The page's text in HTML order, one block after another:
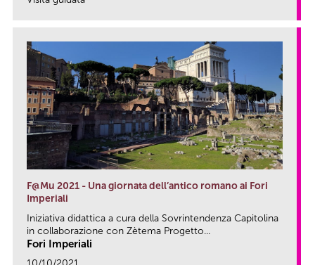
F@Mu 2021 - Una giornata dell’antico romano ai Fori
Imperiali
Iniziativa didattica a cura della Sovrintendenza Capitolina
in collaborazione con Zètema Progetto...
Fori Imperiali